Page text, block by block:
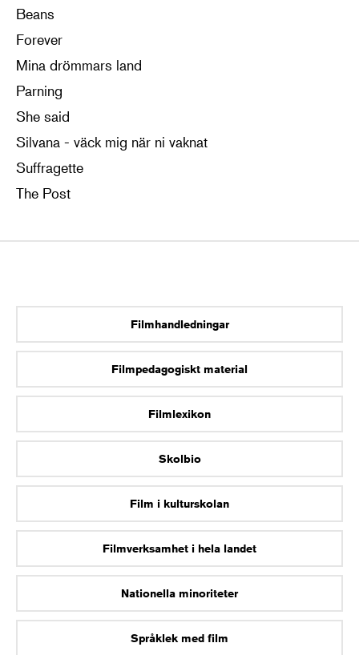
Beans
Forever
Mina drömmars land
Parning
She said
Silvana - väck mig när ni vaknat
Suffragette
The Post
Filmhandledningar
Filmpedagogiskt material
Filmlexikon
Skolbio
Film i kulturskolan
Filmverksamhet i hela landet
Nationella minoriteter
Språklek med film